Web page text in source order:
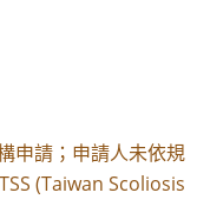
申請；申請人未依規
(Taiwan Scoliosis